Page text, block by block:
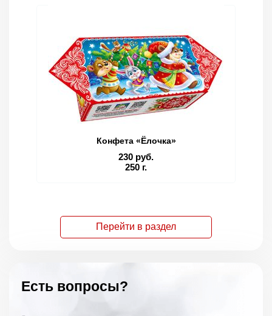
Конфета «Ёлочка»
230 руб.
250 г.
Перейти в раздел
Есть вопросы?